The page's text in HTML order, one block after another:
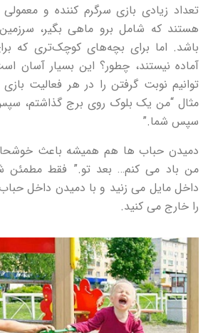
تعداد زیادی بازی سرگرم کننده و معمولی
هستند که شامل برو ماهی بگیر،
باشد. اما برای بچه‌های کوچک‌تری که
آماده نیستند، چطور؟ این بسیار آسان
توانیم نوبت گرفتن را در هر فعالیت بازی
مثال “من یک بلوک روی برج گذاشتم،
سپس شما.”
دمیدن حباب ها هم همیشه باعث
من باد می کنم… بعد تو.” فقط مطمئن
داخل مایل می زنید و با دمیدن داخل
را خارج می کنید.